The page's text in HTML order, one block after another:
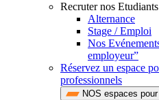
Recruter nos Etudiants
Alternance
Stage / Emploi
Nos
employeur”
Réservez un espace
professionnels
NOS espaces